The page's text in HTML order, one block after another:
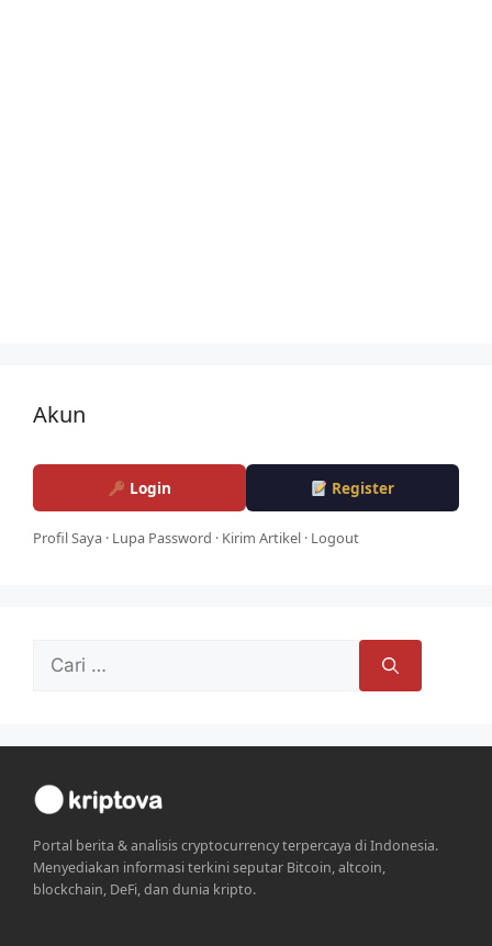
Akun
Login Register
Profil Saya · Lupa Password · Kirim Artikel · Logout
Cari
Portal berita & analisis cryptocurrency terpercaya di Indonesia.
Menyediakan informasi terkini seputar Bitcoin, altcoin,
blockchain, DeFi, dan dunia kripto.